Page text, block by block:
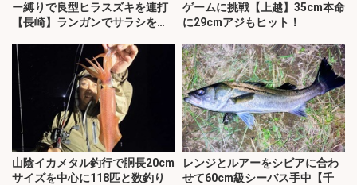
ー縛りで良型ヒラスズキを連打
【長崎】ランガンでサラシを攻
ゲームに挑戦【上越】35cm本命
に29cmアジもヒット！
山陰イカメタル釣行で胴長20cm
サイズを中心に118匹と数釣り
レンジとルアーをシビアに合わ
せて60cm級シーバス手中【千